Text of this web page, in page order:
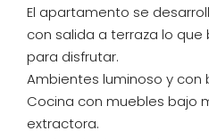
El apartamento se
con salida a terraza lo
para disfrutar.
Ambientes luminoso y con
Cocina con muebles bajo
extractora.